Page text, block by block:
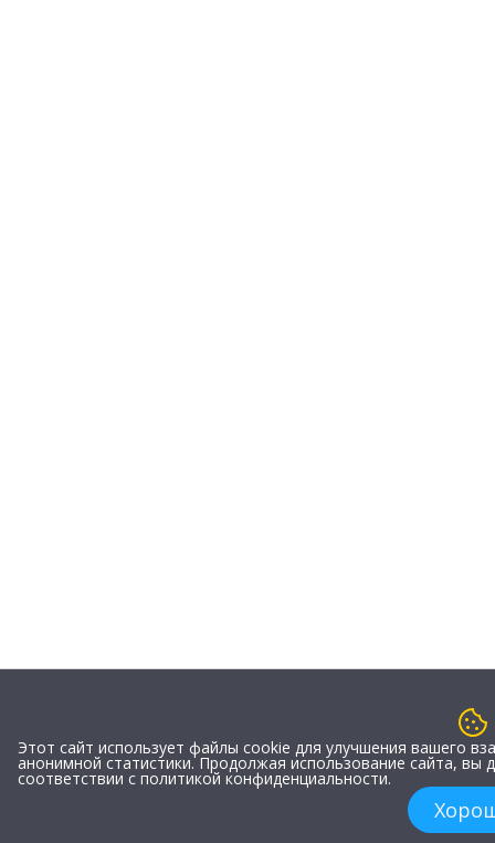
Этот сайт использует файлы cookie для улучшения вашего
анонимной статистики. Продолжая использование сайта, вы
соответствии с политикой конфиденциальности.